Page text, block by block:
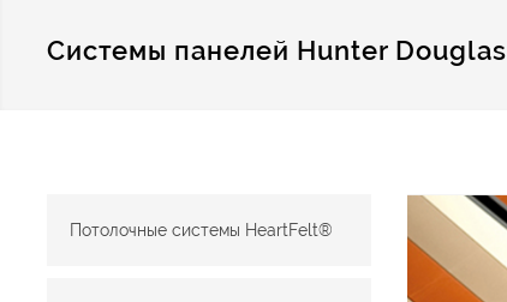
Системы панелей Hunter Douglas
Потолочные системы HeartFelt®